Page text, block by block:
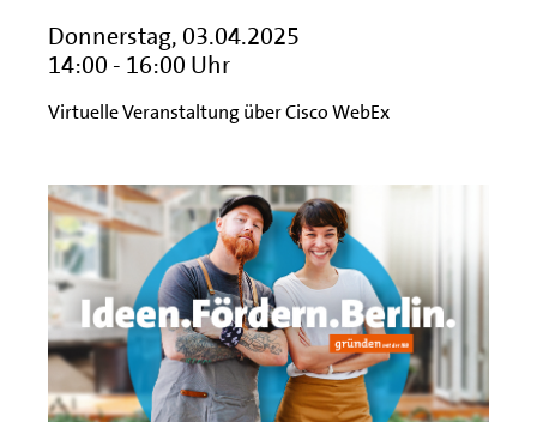
Donnerstag, 03.04.2025
14:00 - 16:00 Uhr
Virtuelle Veranstaltung über Cisco WebEx